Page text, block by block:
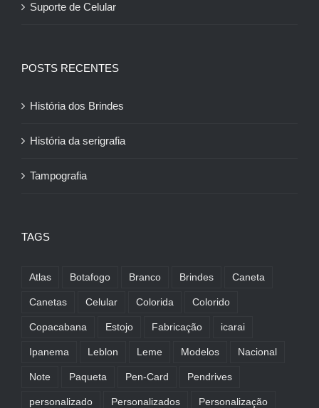
Suporte de Celular
POSTS RECENTES
História dos Brindes
História da serigrafia
Tampografia
TAGS
Atlas Botafogo Branco Brindes Caneta
Canetas Celular Colorida Colorido
Copacabana Estojo Fabricação icarai
Ipanema Leblon Leme Modelos Nacional
Note Paqueta Pen-Card Pendrives
personalizado Personalizados Personalização